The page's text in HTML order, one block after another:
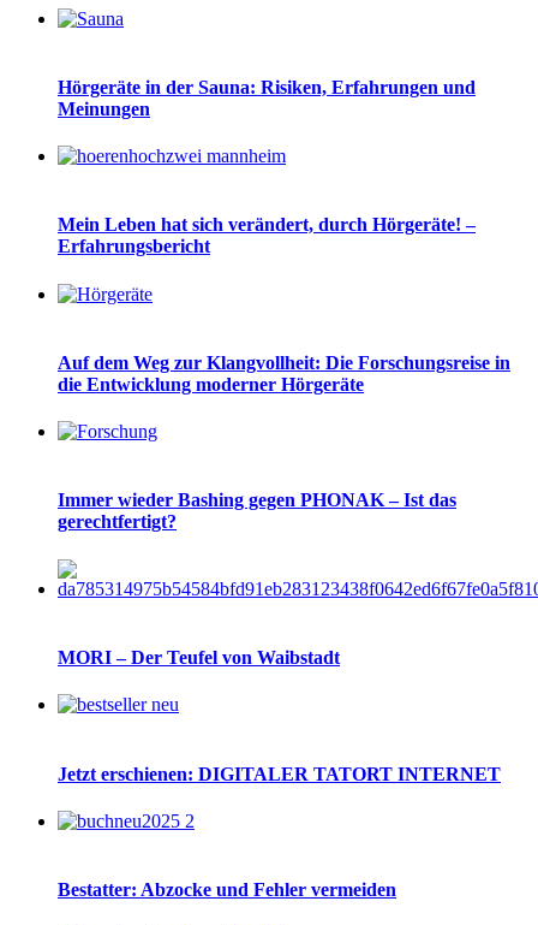
Hörgeräte in der Sauna: Risiken, Erfahrungen und
Meinungen
Mein Leben hat sich verändert, durch Hörgeräte! –
Erfahrungsbericht
Auf dem Weg zur Klangvollheit: Die Forschungsreise in
die Entwicklung moderner Hörgeräte
Immer wieder Bashing gegen PHONAK – Ist das
gerechtfertigt?
MORI – Der Teufel von Waibstadt
Jetzt erschienen: DIGITALER TATORT INTERNET
Bestatter: Abzocke und Fehler vermeiden